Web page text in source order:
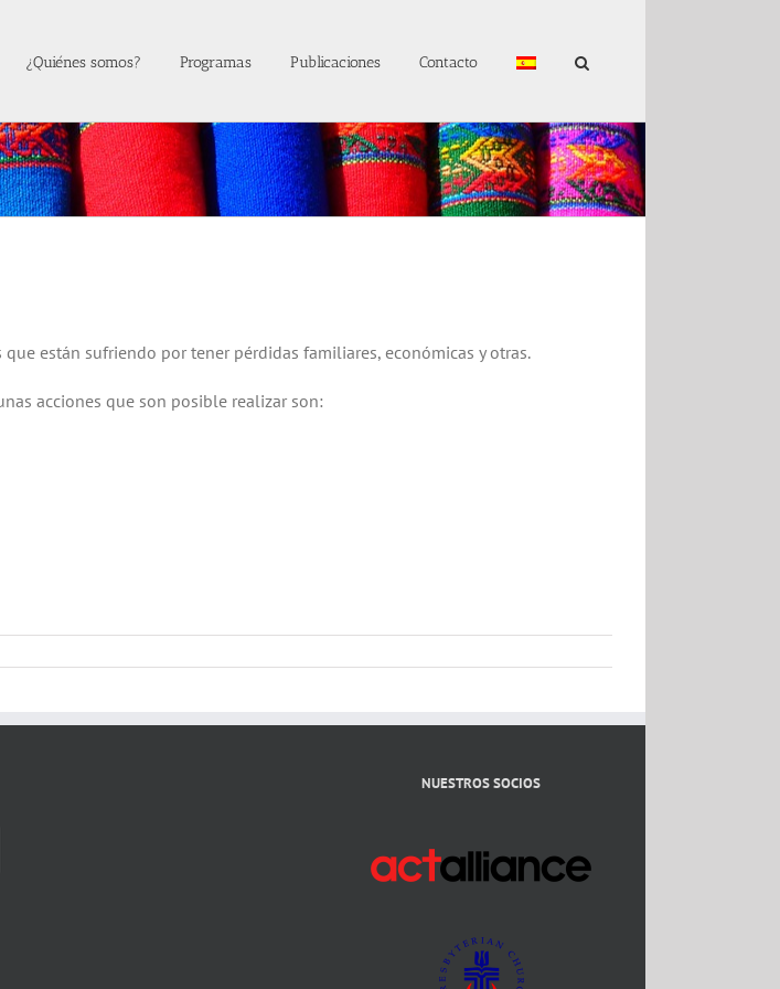
¿Quiénes somos? Programas Publicaciones Contacto
están sufriendo por tener pérdidas familiares, económicas y otras.
acciones que son posible realizar son:
NUESTROS SOCIOS